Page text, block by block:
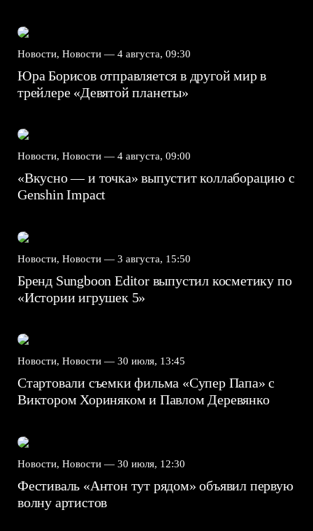
Новости, Новости — 4 августа, 09:30
Юра Борисов отправляется в другой мир в
трейлере «Девятой планеты»
Новости, Новости — 4 августа, 09:00
«Вкусно — и точка» выпустит коллаборацию с
Genshin Impact⁠⁠
Новости, Новости — 3 августа, 15:50
Бренд Sungboon Editor выпустил косметику по
«Истории игрушек 5»
Новости, Новости — 30 июля, 13:45
Стартовали съемки фильма «Супер Папа» с
Виктором Хориняком и Павлом Деревянко
Новости, Новости — 30 июля, 12:30
Фестиваль «Антон тут рядом» объявил первую
волну артистов